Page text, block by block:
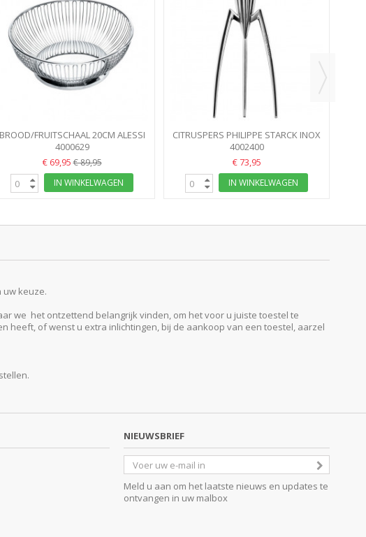
BROOD/FRUITSCHAAL 20CM ALESSI
4000629
€ 69,95€ 89,95
IN WINKELWAGEN
CITRUSPERS PHILIPPE STARCK INOX
ALESSI
4002400
€ 73,95
IN WINKELWAGEN
keuze.
we het ontzettend belangrijk vinden, om het voor u juiste toestel te
heeft, of wenst u extra inlichtingen, bij de aankoop van een toestel, aarzel
NIEUWSBRIEF
Meld u aan om het laatste nieuws en updates te
ontvangen in uw malbox